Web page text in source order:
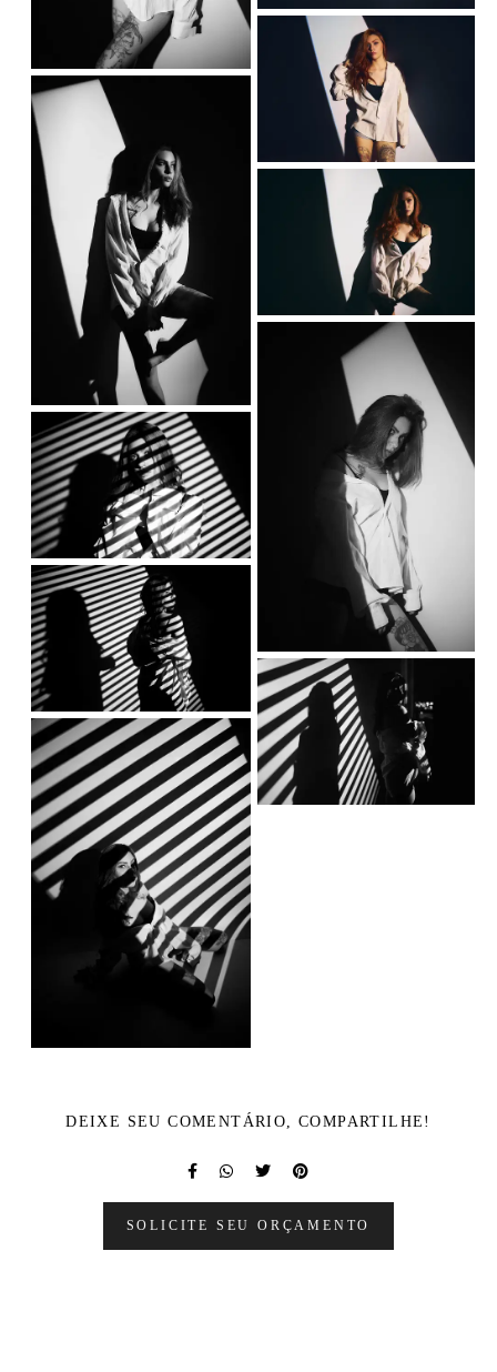
DEIXE SEU COMENTÁRIO, COMPARTILHE!
SOLICITE SEU ORÇAMENTO